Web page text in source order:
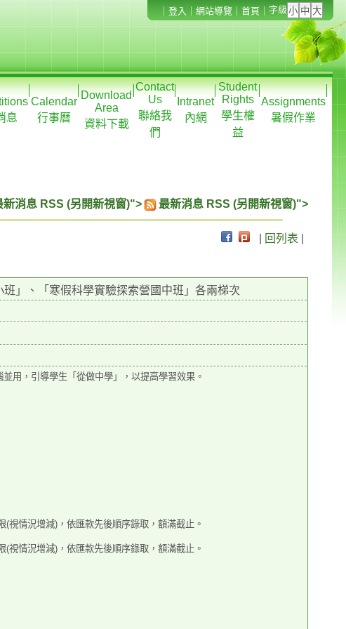
登入 網站導覽 首頁 字級
息
Calendar
行事曆
Download
Area
資料下載
Contact
Us
聯絡我
們
Intranet
內網
Student
Rights
學生權
益
Assignments
暑假作業
新消息 RSS (另開新視窗)"> 最新消息 RSS (另開新視窗)">
回列表
」、「寒假科學實驗探索營國中班」各兩梯次
並用，引導學生「從做中學」，以提高學習效果。
(視情況增減)，依匯款先後順序錄取，額滿截止。
(視情況增減)，依匯款先後順序錄取，額滿截止。